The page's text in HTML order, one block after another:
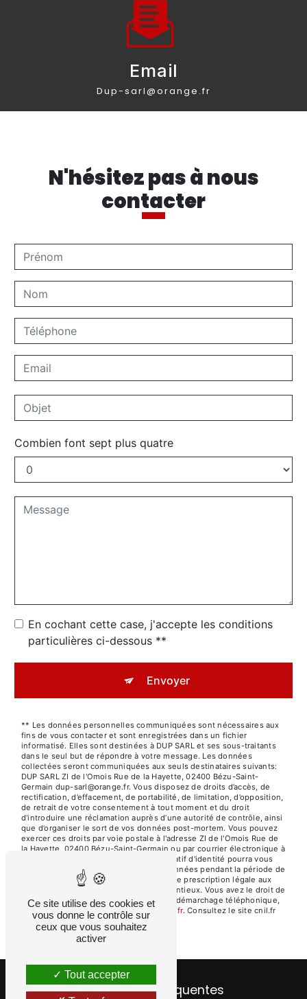
Email
dup-sarl@orange.fr
N'hésitez pas à nous
contacter
Combien font sept plus quatre
En cochant cette case, j'accepte les conditions
particulières ci-dessous **
Envoyer
** Les données personnelles communiquées sont nécessaires aux
fins de vous contacter et sont enregistrées dans un fichier
informatisé. Elles sont destinées à DUP SARL et ses sous-traitants
dans le seul but de répondre à votre message. Les données
collectées seront communiquées aux seuls destinataires suivants:
DUP SARL ZI de l'Omois Rue de la Hayette, 02400 Bézu-Saint-
Germain dup-sarl@orange.fr. Vous disposez de droits d’accès, de
rectification, d’effacement, de portabilité, de limitation, d’opposition,
de retrait de votre consentement à tout moment et du droit
d’introduire une réclamation auprès d’une autorité de contrôle, ainsi
que d’organiser le sort de vos données post-mortem. Vous pouvez
exercer ces droits par voie postale à l'adresse ZI de l'Omois Rue de
la Hayette, 02400 Bézu-Saint-Germain ou par courrier électronique à
l'adresse dup-sarl@orange.fr. Un justificatif d'identité pourra vous
être demandé. Nous conservons vos données pendant la période de
prise de contact puis pendant la durée de prescription légale aux
fins probatoires et de gestion des contentieux. Vous avez le droit de
vous inscrire sur la liste d'opposition au démarchage téléphonique,
disponible à cette adresse: Bloctel.gouv.fr. Consultez le site cnil.fr
pour plus d’informations sur vos droits.
Recherches fréquentes
Ce site utilise des cookies et
vous donne le contrôle sur
ceux que vous souhaitez
activer
Tout accepter